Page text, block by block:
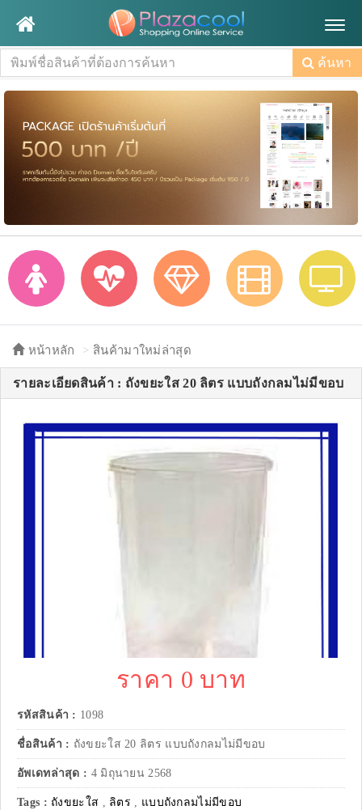
ค้นหา
หน้าหลัก สินค้ามาใหม่ล่าสุด
รายละเอียดสินค้า : ถังขยะใส 20 ลิตร แบบถังกลมไม่มีขอบ
ราคา 0 บาท
รหัสสินค้า : 1098
ชื่อสินค้า : ถังขยะใส 20 ลิตร แบบถังกลมไม่มีขอบ
อัพเดทล่าสุด : 4 มิถุนายน 2568
Tags : ถังขยะใส , ลิตร , แบบถังกลมไม่มีขอบ